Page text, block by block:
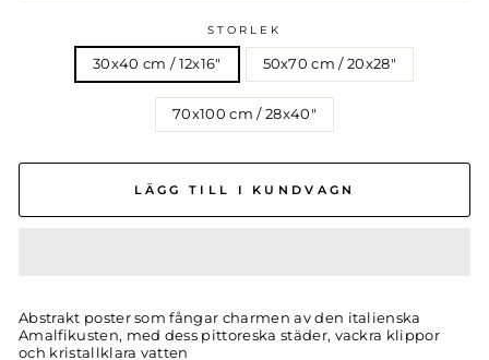
STORLEK
30x40 cm / 12x16″ 50x70 cm / 20x28″
70x100 cm / 28x40″
LÄGG TILL I KUNDVAGN
Abstrakt poster som fångar charmen av den italienska
Amalfikusten, med dess pittoreska städer, vackra klippor
och kristallklara vatten